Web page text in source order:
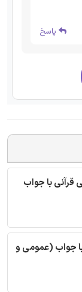
پاسخ
قرآنی با جواب
جواب (عمومی و